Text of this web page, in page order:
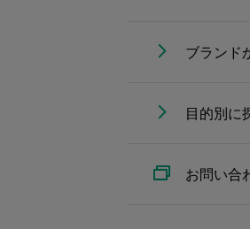
ブランド
目的別に
お問い合